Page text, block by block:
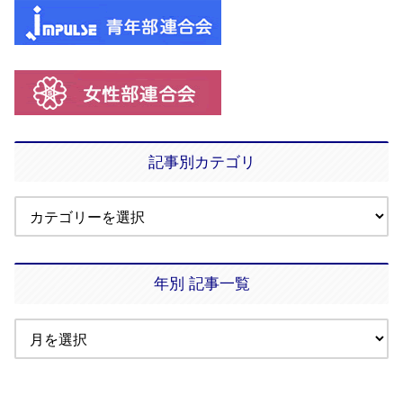
記事別カテゴリ
年別 記事一覧